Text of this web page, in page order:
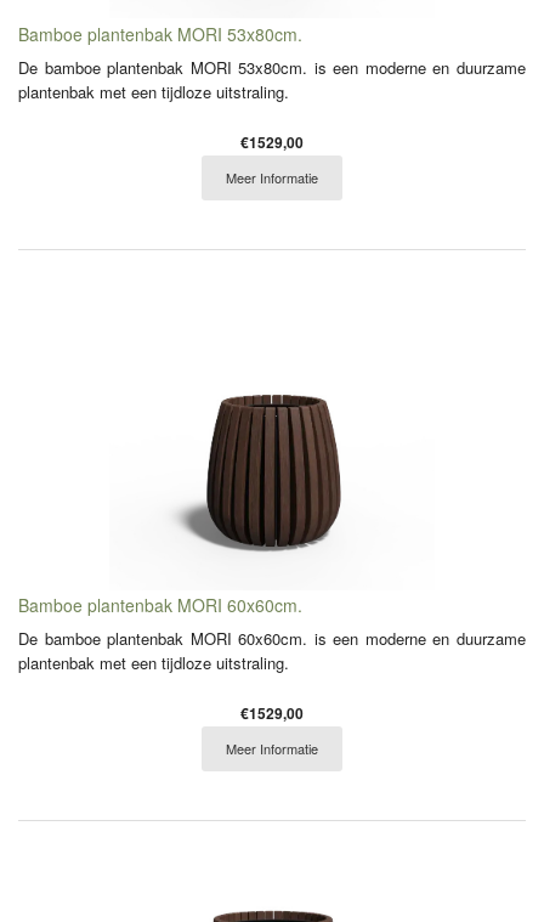
Bamboe plantenbak MORI 53x80cm.
De bamboe plantenbak MORI 53x80cm. is een moderne en duurzame
plantenbak met een tijdloze uitstraling.
€1529,00
Meer Informatie
Bamboe plantenbak MORI 60x60cm.
De bamboe plantenbak MORI 60x60cm. is een moderne en duurzame
plantenbak met een tijdloze uitstraling.
€1529,00
Meer Informatie